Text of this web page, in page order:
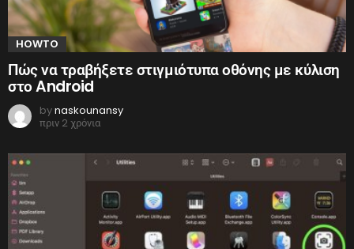
HOWTO
Πώς να τραβήξετε στιγμιότυπα οθόνης με κύλιση
στο Android
bynaskounansy
πριν 2 χρόνια